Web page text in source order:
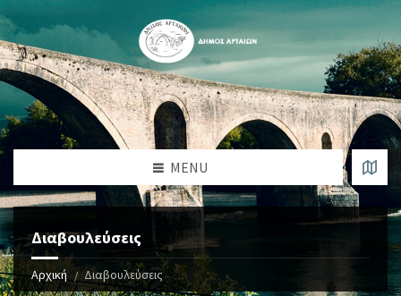
MENU
Διαβουλεύσεις
Αρχική Διαβουλεύσεις